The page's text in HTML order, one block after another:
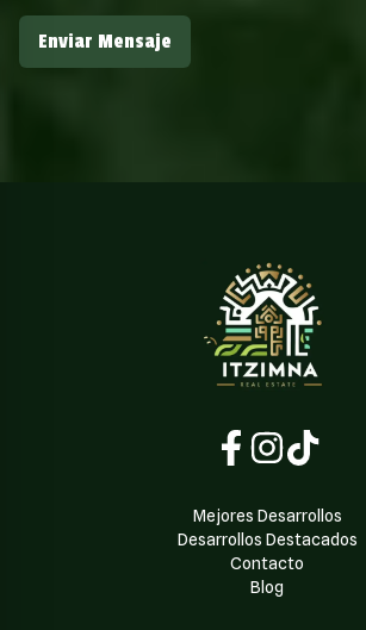
Enviar Mensaje
Mejores Desarrollos
Desarrollos Destacados
Contacto
Blog